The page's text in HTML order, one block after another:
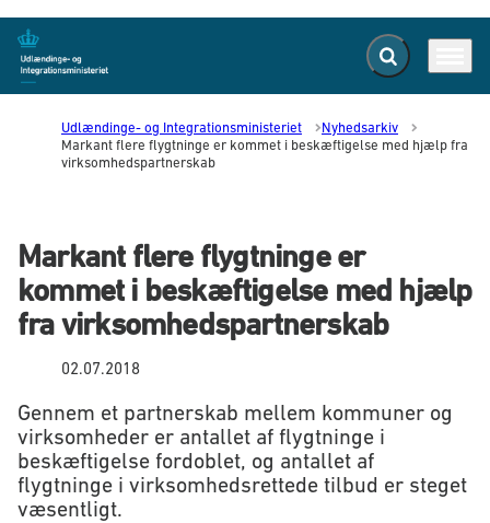
Gå til forsiden Fold søgefelt ud
Udlændinge- og Integrationsministeriet
Nyhedsarkiv
Markant flere flygtninge er kommet i beskæftigelse med hjælp fra
virksomhedspartnerskab
Markant flere flygtninge er
kommet i beskæftigelse med hjælp
fra virksomhedspartnerskab
02.07.2018
Gennem et partnerskab mellem kommuner og
virksomheder er antallet af flygtninge i
beskæftigelse fordoblet, og antallet af
flygtninge i virksomhedsrettede tilbud er steget
væsentligt.